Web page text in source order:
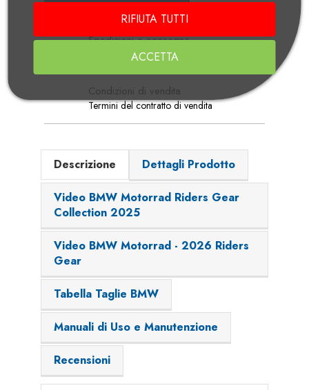
Spedizioni e consegna
Condizioni per la consegna
Condizioni di vendita
Termini del contratto di vendita
Descrizione Dettagli Prodotto
Video BMW Motorrad Riders Gear
Collection 2025
Video BMW Motorrad - 2026 Riders
Gear
Tabella Taglie BMW
Manuali di Uso e Manutenzione
Recensioni
RIFIUTA TUTTI
ACCETTA